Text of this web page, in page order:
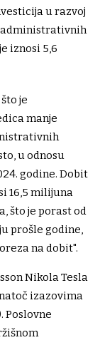
u razvoj
administrativnih
iznosi 5,6
je
manje
u odnosu
godine. Dobit
16,5 milijuna
što je porast od
prošle godine,
na dobit".
Nikola Tesla
izazovima
Poslovne